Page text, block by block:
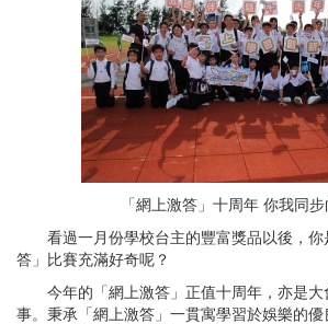
「網上激答」十周年 你我同
看過一月份學校台主的豐富獎品以後，你
答」比賽充滿好奇呢？
今年的「網上激答」正值十周年，亦是大
事。秉承「網上激答」一貫寓學習於娛樂的